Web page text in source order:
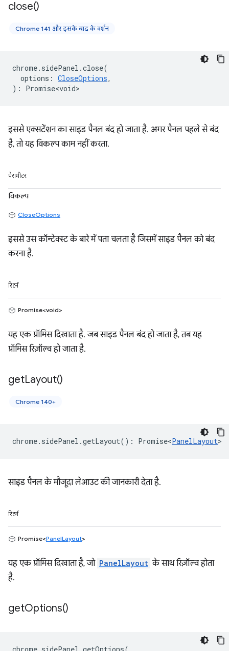
close()
Chrome 141 और इसके बाद के वर्शन
chrome. sidePanel .close(
options : CloseOptions,
) : Promise<void>
इससे एक्सटेंशन का साइड पैनल बंद हो जाता है. अगर पैनल पहले से बंद
है, तो यह विकल्प काम नहीं करता.
पैरामीटर
विकल्प
CloseOptions
इससे उस कॉन्टेक्स्ट के बारे में पता चलता है जिसमें साइड पैनल को बंद
करना है.
रिटर्न
Promise<void>
यह एक प्रॉमिस दिखाता है. जब साइड पैनल बंद हो जाता है, तब यह
प्रॉमिस रिज़ॉल्व हो जाता है.
getLayout()
Chrome 140+
chrome. sidePanel .getLayout() : Promise<PanelLayout>
साइड पैनल के मौजूदा लेआउट की जानकारी देता है.
रिटर्न
Promise<PanelLayout>
यह एक प्रॉमिस दिखाता है, जो PanelLayout के साथ रिज़ॉल्व होता
है.
getOptions()